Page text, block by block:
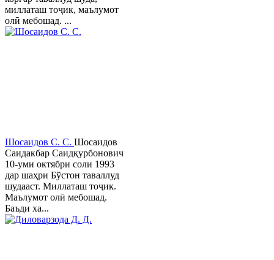
миллаташ тоҷик, маълумот
олӣ мебошад. ...
Шосаидов С. С. Шосаидов
Саидакбар Саидқурбонович
10-уми октябри соли 1993
дар шаҳри Бўстон таваллуд
шудааст. Миллаташ тоҷик.
Маълумот олӣ мебошад.
Баъди ха...